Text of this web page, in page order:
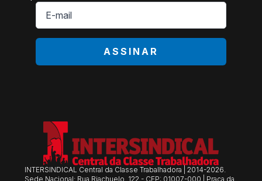
E-
mail
ASSINAR
INTERSINDICAL Central da Classe Trabalhadora | 2014-2026.
Sede Nacional: Rua Riachuelo, 122 - CEP: 01007-000 | Praça da